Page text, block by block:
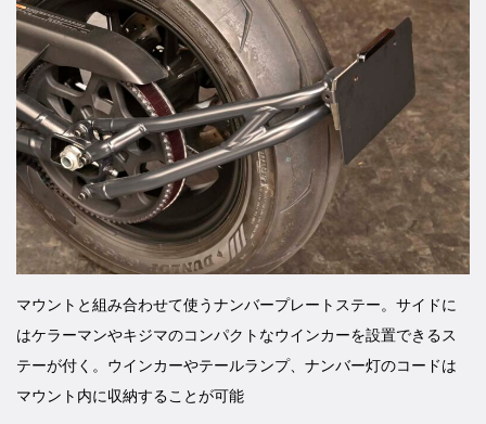
マウントと組み合わせて使うナンバープレートステー。サイドに
はケラーマンやキジマのコンパクトなウインカーを設置できるス
テーが付く。ウインカーやテールランプ、ナンバー灯のコードは
マウント内に収納することが可能